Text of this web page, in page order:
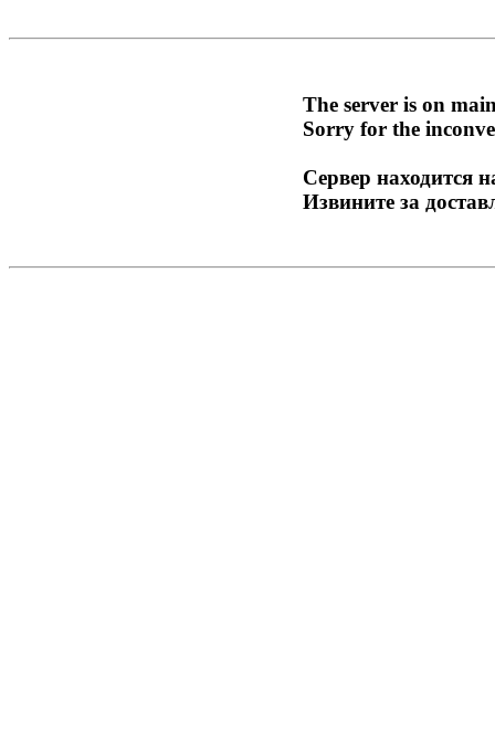
The server is on
Sorry for the
Сервер находится
Извините за